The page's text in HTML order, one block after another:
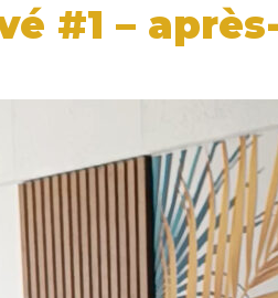
#1 –